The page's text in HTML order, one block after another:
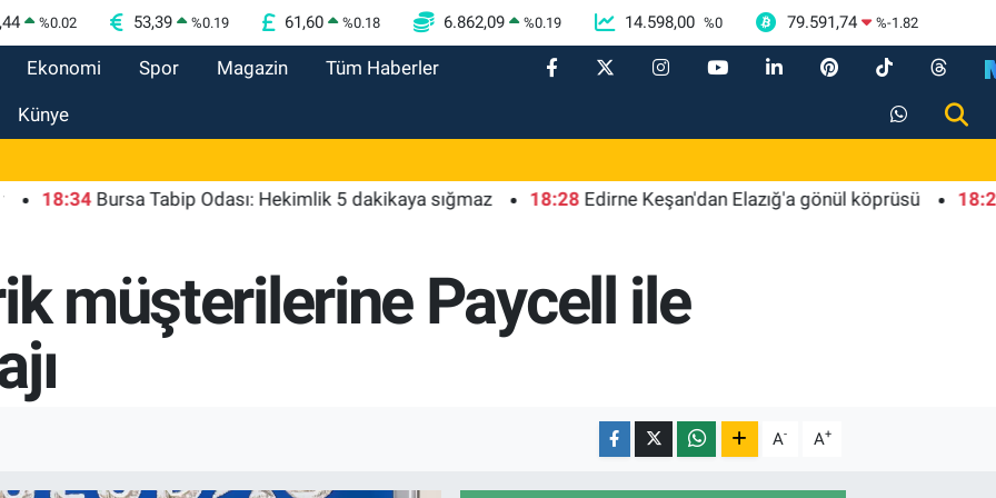
%0.02 53,39 %0.19 61,60 %0.18 6.862,09 %0.19 14.598,00 %0 79.591,74 %-1.82
Ekonomi Spor Magazin Tüm Haberler
Künye
Bursa Tabip Odası: Hekimlik 5 dakikaya sığmaz 18:28 Edirne Keşan'dan Elazığ'a gönül köprüsü 18:23
müşterilerine Paycell ile
A- A+